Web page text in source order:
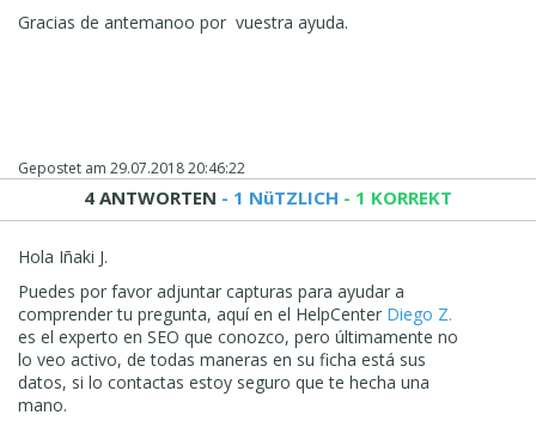
Gracias de antemanoo por vuestra ayuda.
Gepostet am 29.07.2018 20:46:22
4 ANTWORTEN - 1 NüTZLICH - 1 KORREKT
Hola Iñaki J.
Puedes por favor adjuntar capturas para ayudar a
comprender tu pregunta, aquí en el HelpCenter Diego Z.
es el experto en SEO que conozco, pero últimamente no
lo veo activo, de todas maneras en su ficha está sus
datos, si lo contactas estoy seguro que te hecha una
mano.